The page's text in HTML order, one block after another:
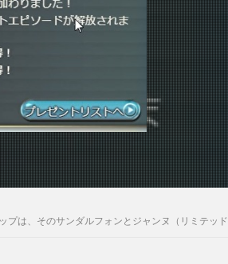
は、そのサンダルフォンとジャンヌ（リミテッ